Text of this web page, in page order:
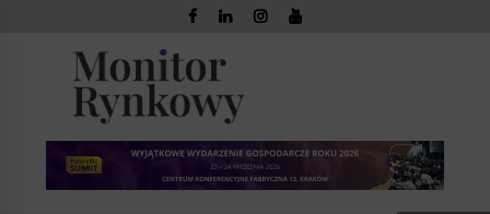
Monitor
Rynkowy